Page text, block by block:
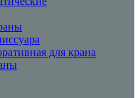
для крана